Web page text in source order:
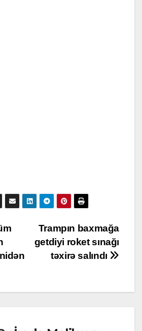
Trampın baxmağa
getdiyi roket sınağı
təxirə salındı